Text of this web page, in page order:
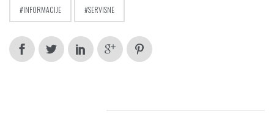
INFORMACIJE SERVISNE